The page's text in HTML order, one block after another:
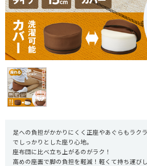
足への負担がかかりにくく正座やあぐらもラク
でしっかりとした座り心地。
座布団に比べ立ち上がるのがラク！
高めの座面で脚の負担を軽減！軽くて持ち運び